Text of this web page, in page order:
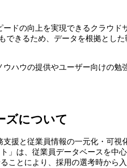
ドの向上を実現できるクラウ
きるため、データを根拠とし
ハウの提供やユーザー向けの
ズについて
援と従業員情報の一元化・可
は、従業員データベースを中
とにより、採用の選考時から